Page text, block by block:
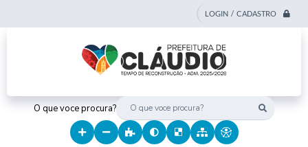
LOGIN / CADASTRO
O que voce procura?